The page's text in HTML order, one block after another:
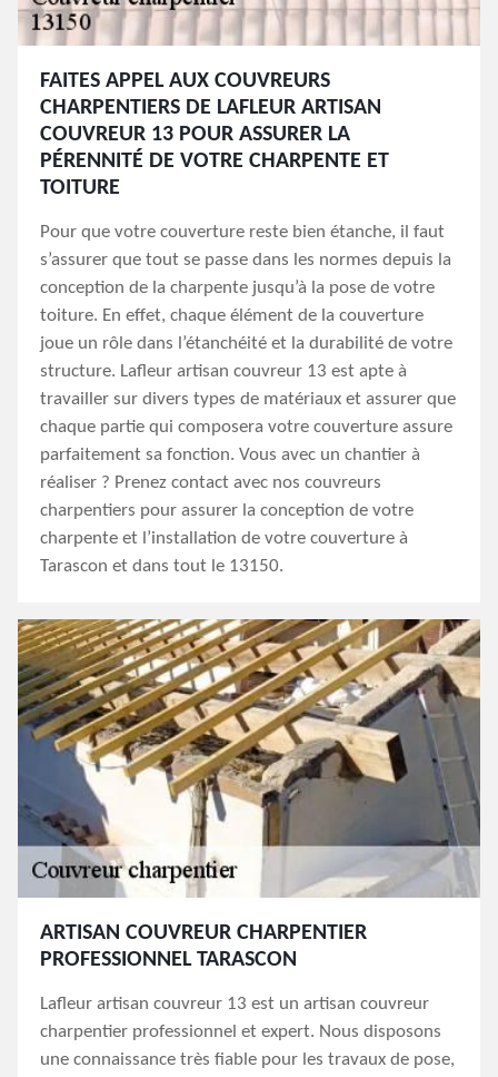
FAITES APPEL AUX COUVREURS
CHARPENTIERS DE LAFLEUR ARTISAN
COUVREUR 13 POUR ASSURER LA
PÉRENNITÉ DE VOTRE CHARPENTE ET
TOITURE
Pour que votre couverture reste bien étanche, il faut
s’assurer que tout se passe dans les normes depuis la
conception de la charpente jusqu’à la pose de votre
toiture. En effet, chaque élément de la couverture
joue un rôle dans l’étanchéité et la durabilité de votre
structure. Lafleur artisan couvreur 13 est apte à
travailler sur divers types de matériaux et assurer que
chaque partie qui composera votre couverture assure
parfaitement sa fonction. Vous avec un chantier à
réaliser ? Prenez contact avec nos couvreurs
charpentiers pour assurer la conception de votre
charpente et l’installation de votre couverture à
Tarascon et dans tout le 13150.
ARTISAN COUVREUR CHARPENTIER
PROFESSIONNEL TARASCON
Lafleur artisan couvreur 13 est un artisan couvreur
charpentier professionnel et expert. Nous disposons
une connaissance très fiable pour les travaux de pose,